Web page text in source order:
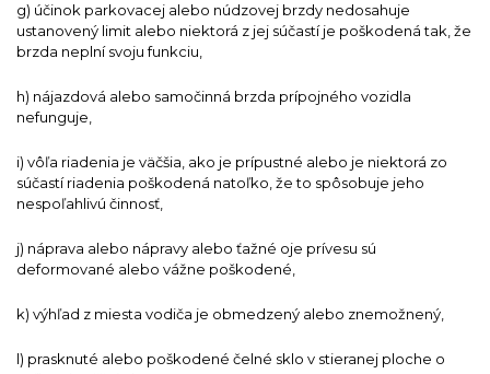
g) účinok parkovacej alebo núdzovej brzdy nedosahuje
ustanovený limit alebo niektorá z jej súčastí je poškodená tak, že
brzda neplní svoju funkciu,
h) nájazdová alebo samočinná brzda prípojného vozidla
nefunguje,
i) vôľa riadenia je väčšia, ako je prípustné alebo je niektorá zo
súčastí riadenia poškodená natoľko, že to spôsobuje jeho
nespoľahlivú činnosť,
j) náprava alebo nápravy alebo ťažné oje prívesu sú
deformované alebo vážne poškodené,
k) výhľad z miesta vodiča je obmedzený alebo znemožnený,
l) prasknuté alebo poškodené čelné sklo v stieranej ploche o